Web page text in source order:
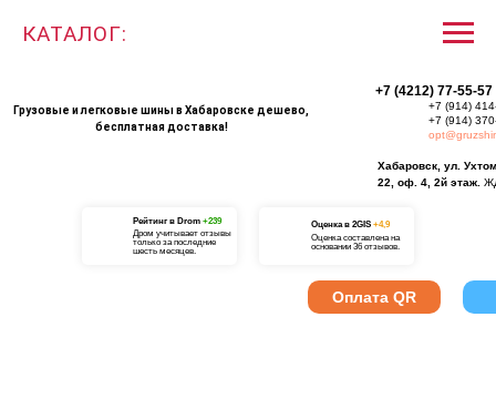
КАТАЛОГ:
Грузовые и легковые шины в Хабаровске дешево,
бесплатная доставка!
Оплата QR
Хабаровск, ул.
22, оф. 4, 2й этаж.
+7 (914)
+7 (914)
+7 (4212) 77-55-57
Оценка в 2GIS +4,9
Оценка составлена на
основании 36 отзывов.
Рейтинг в Drom +239
Дром учитывает отзывы
только за последние
шесть месяцев.